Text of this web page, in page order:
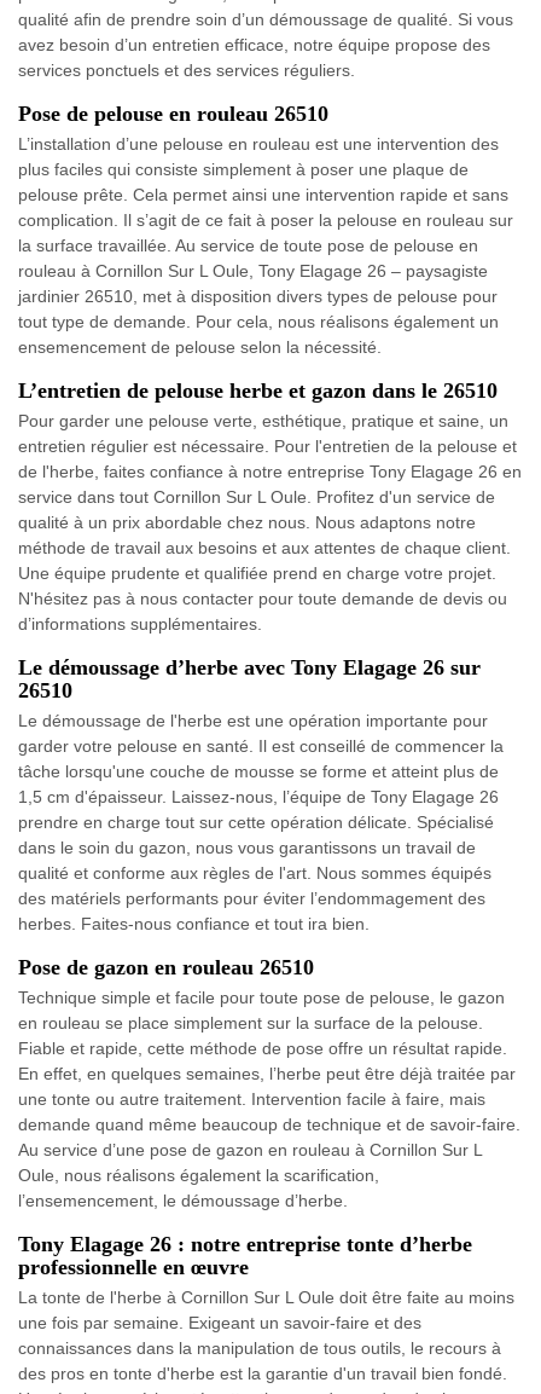
qualité afin de prendre soin d’un démoussage de qualité. Si vous
avez besoin d’un entretien efficace, notre équipe propose des
services ponctuels et des services réguliers.
Pose de pelouse en rouleau 26510
L’installation d’une pelouse en rouleau est une intervention des
plus faciles qui consiste simplement à poser une plaque de
pelouse prête. Cela permet ainsi une intervention rapide et sans
complication. Il s’agit de ce fait à poser la pelouse en rouleau sur
la surface travaillée. Au service de toute pose de pelouse en
rouleau à Cornillon Sur L Oule, Tony Elagage 26 – paysagiste
jardinier 26510, met à disposition divers types de pelouse pour
tout type de demande. Pour cela, nous réalisons également un
ensemencement de pelouse selon la nécessité.
L’entretien de pelouse herbe et gazon dans le 26510
Pour garder une pelouse verte, esthétique, pratique et saine, un
entretien régulier est nécessaire. Pour l'entretien de la pelouse et
de l'herbe, faites confiance à notre entreprise Tony Elagage 26 en
service dans tout Cornillon Sur L Oule. Profitez d'un service de
qualité à un prix abordable chez nous. Nous adaptons notre
méthode de travail aux besoins et aux attentes de chaque client.
Une équipe prudente et qualifiée prend en charge votre projet.
N'hésitez pas à nous contacter pour toute demande de devis ou
d’informations supplémentaires.
Le démoussage d’herbe avec Tony Elagage 26 sur
26510
Le démoussage de l'herbe est une opération importante pour
garder votre pelouse en santé. Il est conseillé de commencer la
tâche lorsqu'une couche de mousse se forme et atteint plus de
1,5 cm d'épaisseur. Laissez-nous, l’équipe de Tony Elagage 26
prendre en charge tout sur cette opération délicate. Spécialisé
dans le soin du gazon, nous vous garantissons un travail de
qualité et conforme aux règles de l'art. Nous sommes équipés
des matériels performants pour éviter l’endommagement des
herbes. Faites-nous confiance et tout ira bien.
Pose de gazon en rouleau 26510
Technique simple et facile pour toute pose de pelouse, le gazon
en rouleau se place simplement sur la surface de la pelouse.
Fiable et rapide, cette méthode de pose offre un résultat rapide.
En effet, en quelques semaines, l’herbe peut être déjà traitée par
une tonte ou autre traitement. Intervention facile à faire, mais
demande quand même beaucoup de technique et de savoir-faire.
Au service d’une pose de gazon en rouleau à Cornillon Sur L
Oule, nous réalisons également la scarification,
l’ensemencement, le démoussage d’herbe.
Tony Elagage 26 : notre entreprise tonte d’herbe
professionnelle en œuvre
La tonte de l'herbe à Cornillon Sur L Oule doit être faite au moins
une fois par semaine. Exigeant un savoir-faire et des
connaissances dans la manipulation de tous outils, le recours à
des pros en tonte d'herbe est la garantie d'un travail bien fondé.